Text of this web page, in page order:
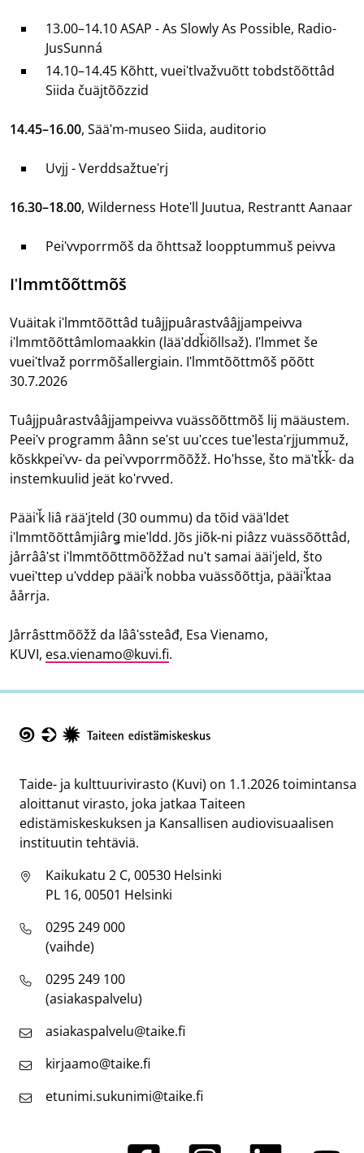
13.00–14.10 ASAP - As Slowly As Possible, Radio-
JusSunná
14.10–14.45 Kõhtt, vueiʹtlvažvuõtt tobdstõõttâd
Siida čuäjtõõzzid
14.45–16.00, Sääʹm-museo Siida, auditorio
Uvjj - Verddsažtueʹrj
16.30–18.00, Wilderness Hoteʹll Juutua, Restrantt Aanaar
Peiʹvvporrmõš da õhttsaž loopptummuš peivva
Iʹlmmtõõttmõš
Vuäitak iʹlmmtõõttâd tuâjjpuârastvââjjampeivva
iʹlmmtõõttâmlomaakkin (lääʹddǩiõllsaž). Iʹlmmet še
vueiʹtlvaž porrmõšallergiain. Iʹlmmtõõttmõš põõtt
30.7.2026
Tuâjjpuârastvââjjampeivva vuässõõttmõš lij määustem.
Peeiʹv programm âânn seʹst uuʹcces tueʹlestaʹrjjummuž,
kõskkpeiʹvv- da peiʹvvporrmõõžž. Hoʹhsse, što mäʹtǩǩ- da
instemkuulid jeät koʹrvved.
Pääiʹǩ liâ rääʹjteld (30 oummu) da tõid vääʹldet
iʹlmmtõõttâmjiârǥ mieʹldd. Jõs jiõk-ni piâzz vuässõõttâd,
jårrââʹst iʹlmmtõõttmõõžžad nuʹt samai ääiʹjeld, što
vueiʹttep uʹvddep pääiʹǩ nobba vuässõõttja, pääiʹǩtaa
åårrja.
Jårrâsttmõõžž da lââʹssteâđ, Esa Vienamo,
KUVI, esa.vienamo@kuvi.fi.
Taide- ja kulttuurivirasto (Kuvi) on 1.1.2026 toimintansa
aloittanut virasto, joka jatkaa Taiteen
edistämiskeskuksen ja Kansallisen audiovisuaalisen
instituutin tehtäviä.
Kaikukatu 2 C, 00530 Helsinki
PL 16, 00501 Helsinki
0295 249 000
(vaihde)
0295 249 100
(asiakaspalvelu)
asiakaspalvelu@taike.fi
kirjaamo@taike.fi
etunimi.sukunimi@taike.fi